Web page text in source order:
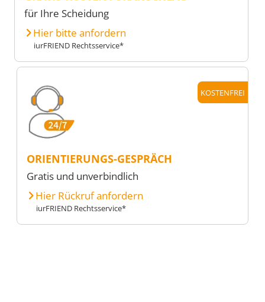
für Ihre Scheidung
Hier bitte anfordern
iurFRIEND Rechtsservice*
KOSTENFREI
ORIENTIERUNGS-GESPRÄCH
Gratis und unverbindlich
Hier Rückruf anfordern
iurFRIEND Rechtsservice*